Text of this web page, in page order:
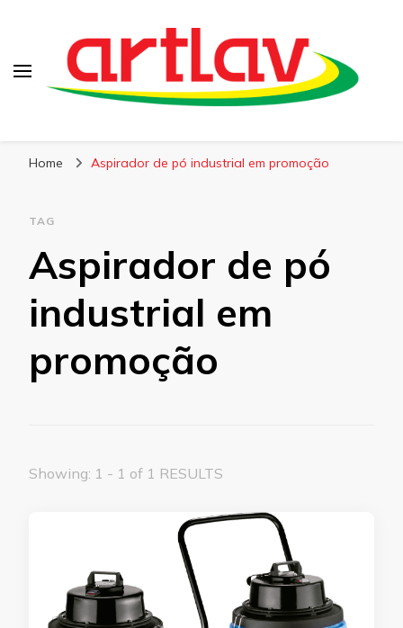
Home Aspirador de pó industrial em promoção
TAG
Aspirador de pó
industrial em
promoção
Showing: 1 - 1 of 1 RESULTS